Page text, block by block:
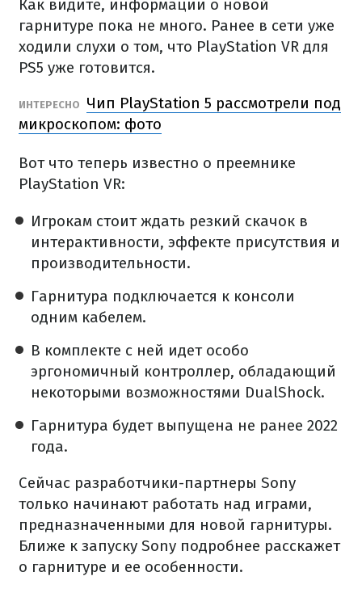
Как видите, информации о новой
гарнитуре пока не много. Ранее в сети уже
ходили слухи о том, что PlayStation VR для
PS5 уже готовится.
ИНТЕРЕСНО
Чип PlayStation 5 рассмотрели под
микроскопом: фото
Вот что теперь известно о преемнике
PlayStation VR:
Игрокам стоит ждать резкий скачок в
интерактивности, эффекте присутствия и
производительности.
Гарнитура подключается к консоли
одним кабелем.
В комплекте с ней идет особо
эргономичный контроллер, обладающий
некоторыми возможностями DualShock.
Гарнитура будет выпущена не ранее 2022
года.
Сейчас разработчики-партнеры Sony
только начинают работать над играми,
предназначенными для новой гарнитуры.
Ближе к запуску Sony подробнее расскажет
о гарнитуре и ее особенности.